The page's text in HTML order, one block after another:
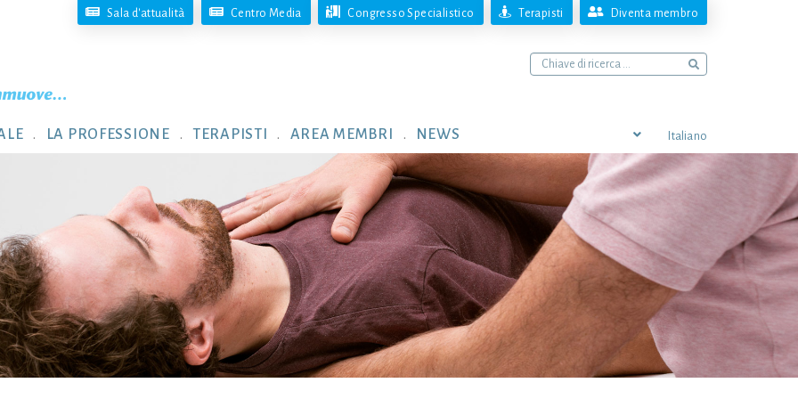
Sala d'attualità Centro Media Congresso Specialistico Terapisti Diventa membro
LA PROFESSIONE TERAPISTI AREA MEMBRI NEWS Italiano